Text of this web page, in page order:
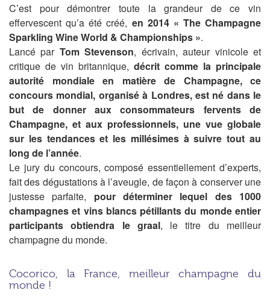
C’est pour démontrer toute la grandeur de ce vin
effervescent qu’a été créé, en 2014 « The Champagne
Sparkling Wine World & Championships ».
Lancé par Tom Stevenson, écrivain, auteur vinicole et
critique de vin britannique, décrit comme la principale
autorité mondiale en matière de Champagne, ce
concours mondial, organisé à Londres, est né dans le
but de donner aux consommateurs fervents de
Champagne, et aux professionnels, une vue globale
sur les tendances et les millésimes à suivre tout au
long de l’année.
Le jury du concours, composé essentiellement d’experts,
fait des dégustations à l’aveugle, de façon à conserver une
justesse parfaite, pour déterminer lequel des 1000
champagnes et vins blancs pétillants du monde entier
participants obtiendra le graal, le titre du meilleur
champagne du monde.
Cocorico, la France, meilleur champagne du
monde !